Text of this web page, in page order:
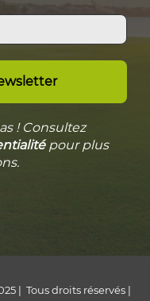
! Consultez
pour plus
| Tous droits réservés |